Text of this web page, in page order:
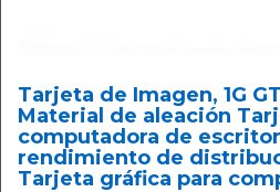
Tarjeta de Imagen, 1G
Material de aleación
computadora de
rendimiento de
Tarjeta gráfica para